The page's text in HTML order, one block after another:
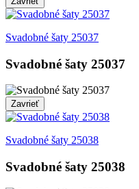
Svadobné šaty 25037
Svadobné šaty 25037
Zavrieť
Svadobné šaty 25038
Svadobné šaty 25038